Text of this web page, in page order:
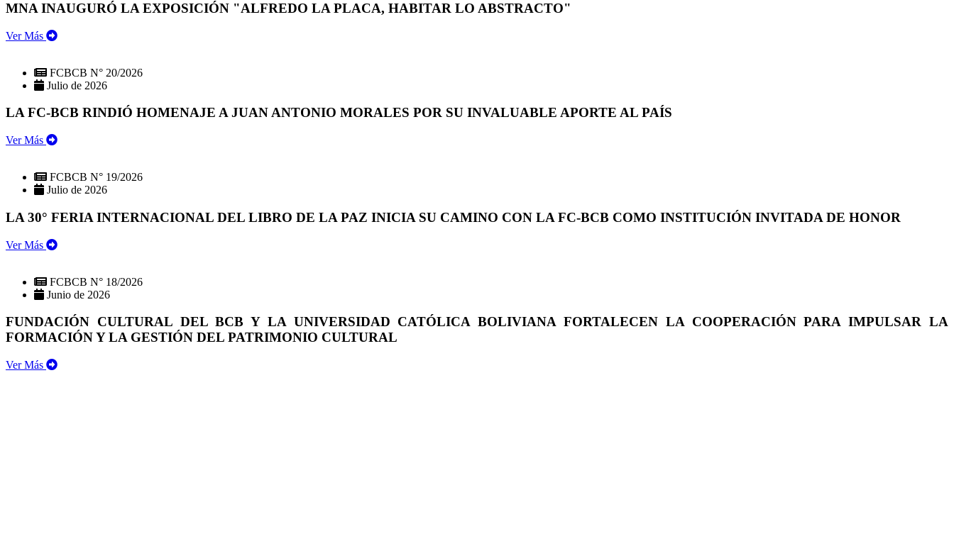
MNA INAUGURÓ LA EXPOSICIÓN "ALFREDO LA PLACA, HABITAR LO ABSTRACTO"
Ver Más
FCBCB N° 20/2026
Julio de 2026
LA FC-BCB RINDIÓ HOMENAJE A JUAN ANTONIO MORALES POR SU INVALUABLE APORTE AL PAÍS
Ver Más
FCBCB N° 19/2026
Julio de 2026
LA 30° FERIA INTERNACIONAL DEL LIBRO DE LA PAZ INICIA SU CAMINO CON LA FC-BCB COMO INSTITUCIÓN INVITADA DE HONOR
Ver Más
FCBCB N° 18/2026
Junio de 2026
FUNDACIÓN CULTURAL DEL BCB Y LA UNIVERSIDAD CATÓLICA BOLIVIANA FORTALECEN LA COOPERACIÓN PARA IMPULSAR LA
FORMACIÓN Y LA GESTIÓN DEL PATRIMONIO CULTURAL
Ver Más